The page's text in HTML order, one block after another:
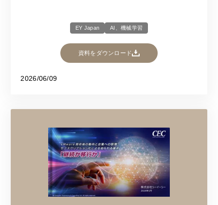
EY Japan AI、機械学習
資料をダウンロード
2026/06/09